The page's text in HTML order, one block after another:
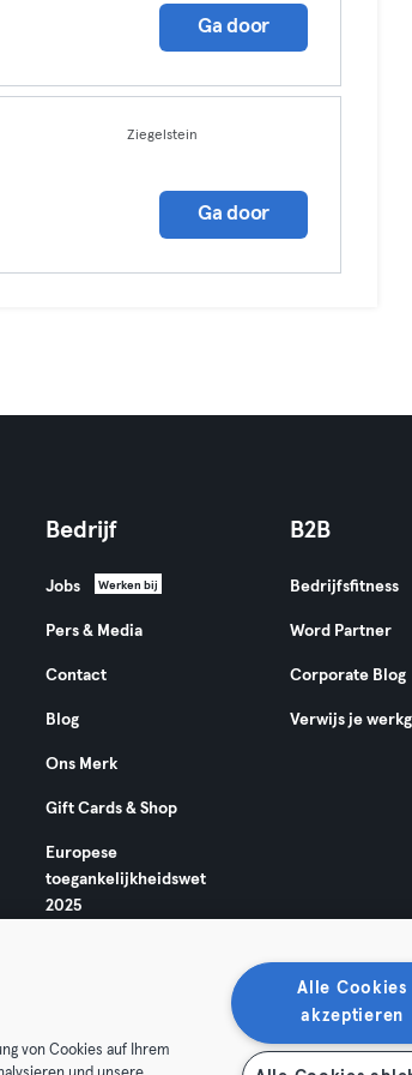
Ga door
Ziegelstein
Ga door
Bedrijf
Jobs Werken bij
Pers & Media
Contact
Blog
Ons Merk
Gift Cards & Shop
Europese
toegankelijkheidswet
2025
B2B
Bedrijfsfitness
Word Partner
Corporate Blog
Verwijs je
von Cookies auf Ihrem
Alle Cookies
akzeptieren